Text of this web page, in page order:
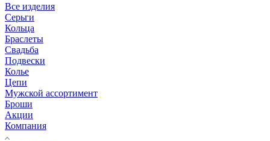
Все изделия
Серьги
Кольца
Браслеты
Свадьба
Подвески
Колье
Цепи
Мужской ассортимент
Броши
Акции
Компания